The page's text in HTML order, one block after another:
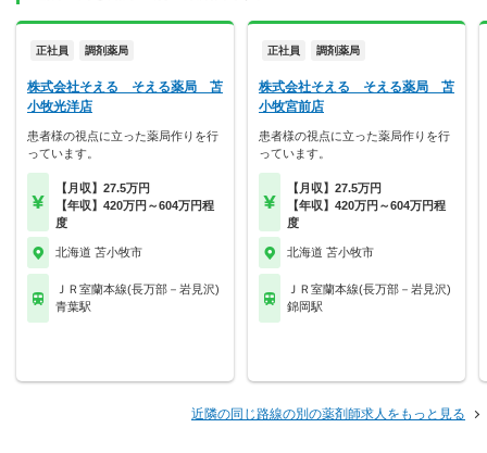
正社員 調剤薬局
株式会社そえる そえる薬局 苫
小牧光洋店
患者様の視点に立った薬局作りを行
っています。
【月収】27.5万円
【年収】420万円～604万円程
度
北海道 苫小牧市
ＪＲ室蘭本線(長万部－岩見沢)
青葉駅
正社員 調剤薬局
株式会社そえる そえる薬局 苫
小牧宮前店
患者様の視点に立った薬局作りを行
っています。
【月収】27.5万円
【年収】420万円～604万円程
度
北海道 苫小牧市
ＪＲ室蘭本線(長万部－岩見沢)
錦岡駅
近隣の同じ路線の別の薬剤師求人をもっと見る